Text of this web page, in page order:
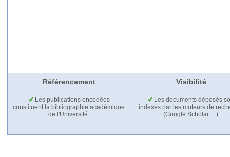
Référencement Visibilité
Les publications encodées
constituent la bibliographie académique
de l'Université.
Les documents déposés
indexés par les moteurs de
(Google Scholar,…).